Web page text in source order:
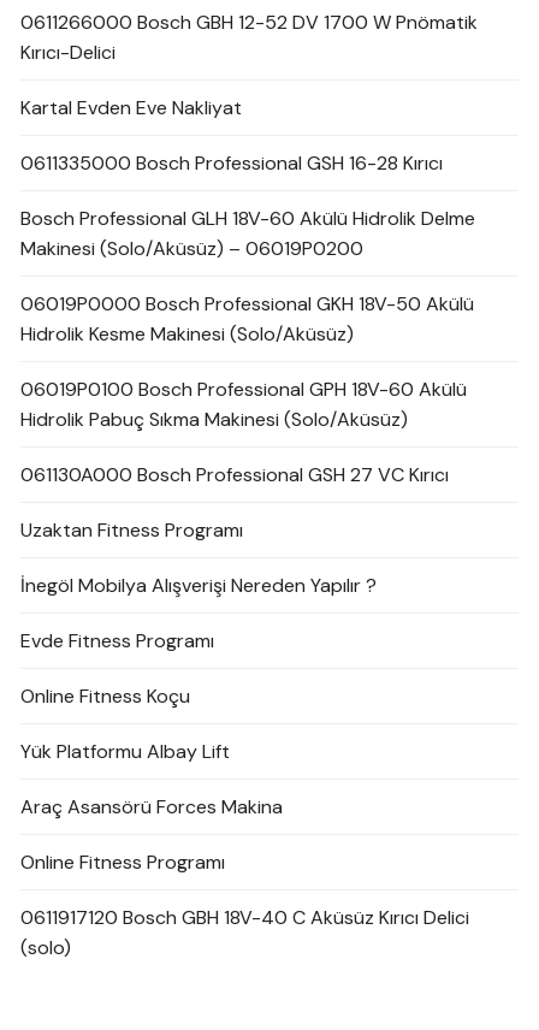
0611266000 Bosch GBH 12-52 DV 1700 W Pnömatik
Kırıcı-Delici
Kartal Evden Eve Nakliyat
0611335000 Bosch Professional GSH 16-28 Kırıcı
Bosch Professional GLH 18V-60 Akülü Hidrolik Delme
Makinesi (Solo/Aküsüz) – 06019P0200
06019P0000 Bosch Professional GKH 18V-50 Akülü
Hidrolik Kesme Makinesi (Solo/Aküsüz)
06019P0100 Bosch Professional GPH 18V-60 Akülü
Hidrolik Pabuç Sıkma Makinesi (Solo/Aküsüz)
061130A000 Bosch Professional GSH 27 VC Kırıcı
Uzaktan Fitness Programı
İnegöl Mobilya Alışverişi Nereden Yapılır ?
Evde Fitness Programı
Online Fitness Koçu
Yük Platformu Albay Lift
Araç Asansörü Forces Makina
Online Fitness Programı
0611917120 Bosch GBH 18V-40 C Aküsüz Kırıcı Delici
(solo)